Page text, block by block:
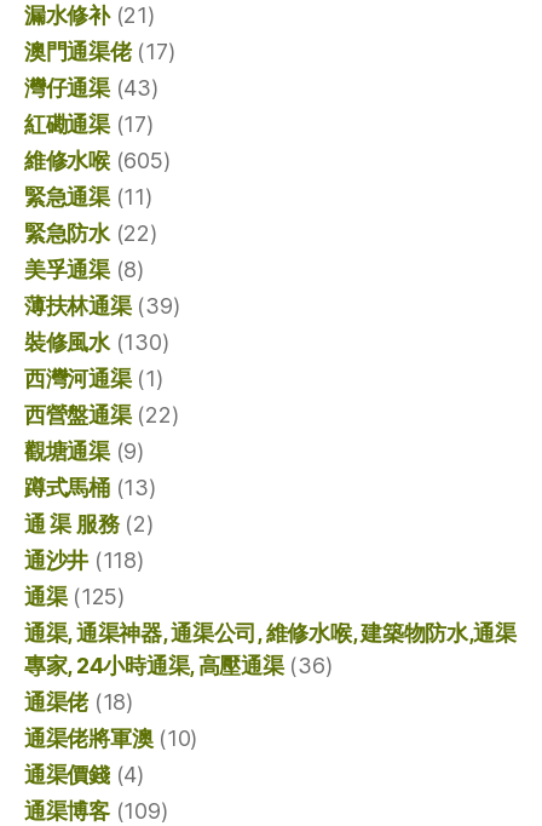
漏水修补(21)
澳門通渠佬(17)
灣仔通渠(43)
紅磡通渠(17)
維修水喉(605)
緊急通渠(11)
緊急防水(22)
美孚通渠(8)
薄扶林通渠(39)
裝修風水(130)
西灣河通渠(1)
西營盤通渠(22)
觀塘通渠(9)
蹲式馬桶(13)
通 渠 服務(2)
通沙井 (118)
通渠(125)
通渠, 通渠神器, 通渠公司, 維修水喉, 建築物防水,通渠
專家, 24小時通渠, 高壓通渠(36)
通渠佬(18)
通渠佬將軍澳(10)
通渠價錢(4)
通渠博客(109)